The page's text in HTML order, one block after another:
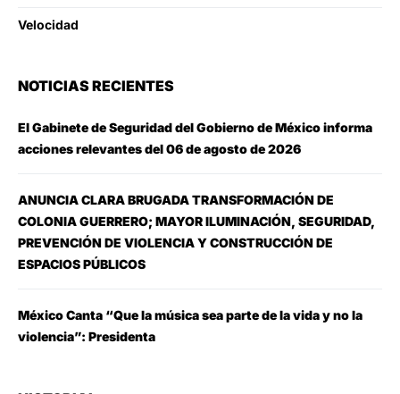
Velocidad
NOTICIAS RECIENTES
El Gabinete de Seguridad del Gobierno de México informa
acciones relevantes del 06 de agosto de 2026
ANUNCIA CLARA BRUGADA TRANSFORMACIÓN DE
COLONIA GUERRERO; MAYOR ILUMINACIÓN, SEGURIDAD,
PREVENCIÓN DE VIOLENCIA Y CONSTRUCCIÓN DE
ESPACIOS PÚBLICOS
México Canta “Que la música sea parte de la vida y no la
violencia”: Presidenta